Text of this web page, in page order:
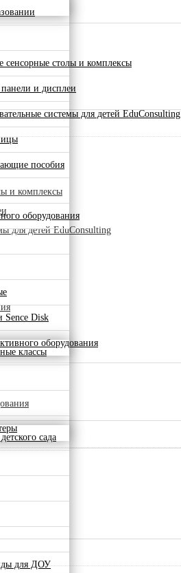
сенсорные столы и комплексы
и дисплеи
системы для детей EduConsulting
пособия
оборудования
Sence Disk
оборудования
классы
сада
для ДОУ
и комплексы
для детей EduConsulting